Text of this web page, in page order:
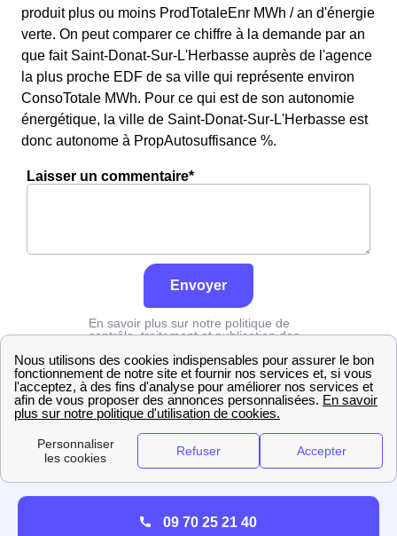
produit plus ou moins ProdTotaleEnr MWh / an d'énergie
verte. On peut comparer ce chiffre à la demande par an
que fait Saint-Donat-Sur-L'Herbasse auprès de l'agence
la plus proche EDF de sa ville qui représente environ
ConsoTotale MWh. Pour ce qui est de son autonomie
énergétique, la ville de Saint-Donat-Sur-L'Herbasse est
donc autonome à PropAutosuffisance %.
Laisser un commentaire*
Envoyer
En savoir plus sur notre politique de
contrôle, traitement et publication des
Edf Drôme Saint-Donat-Sur-L'Herbasse
09 70 25 21 40